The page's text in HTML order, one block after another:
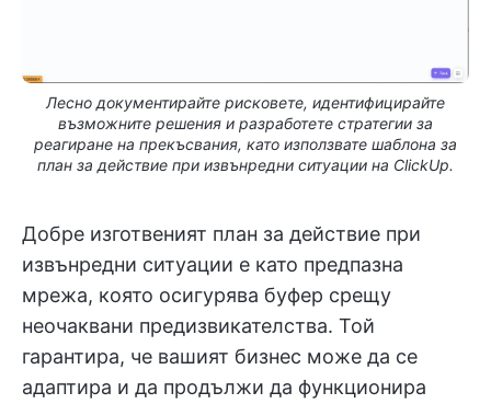
Лесно документирайте рисковете, идентифицирайте
възможните решения и разработете стратегии за
реагиране на прекъсвания, като използвате шаблона за
план за действие при извънредни ситуации на ClickUp.
Добре изготвеният план за действие при
извънредни ситуации е като предпазна
мрежа, която осигурява буфер срещу
неочаквани предизвикателства. Той
гарантира, че вашият бизнес може да се
адаптира и да продължи да функционира